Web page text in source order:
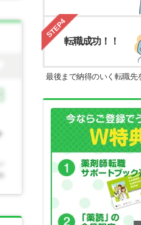
STEP4
転職成功！！
最後まで納得のいく転職先